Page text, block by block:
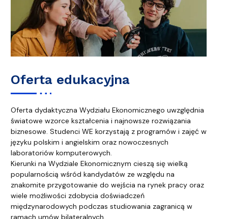
Oferta edukacyjna
Oferta dydaktyczna Wydziału Ekonomicznego uwzględnia
światowe wzorce kształcenia i najnowsze rozwiązania
biznesowe. Studenci WE korzystają z programów i zajęć w
języku polskim i angielskim oraz nowoczesnych
laboratoriów komputerowych.
Kierunki na Wydziale Ekonomicznym cieszą się wielką
popularnością wśród kandydatów ze względu na
znakomite przygotowanie do wejścia na rynek pracy oraz
wiele możliwości zdobycia doświadczeń
międzynarodowych podczas studiowania zagranicą w
ramach umów bilateralnych.